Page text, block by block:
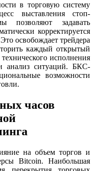
в торговую систему
выставления стоп-
позволяют задавать
корректируется
освобождает трейдера
каждый открытый
исполнения
анализ ситуаций. БКС-
возможности
часов
на объем торгов и
Bitcoin. Наибольшая